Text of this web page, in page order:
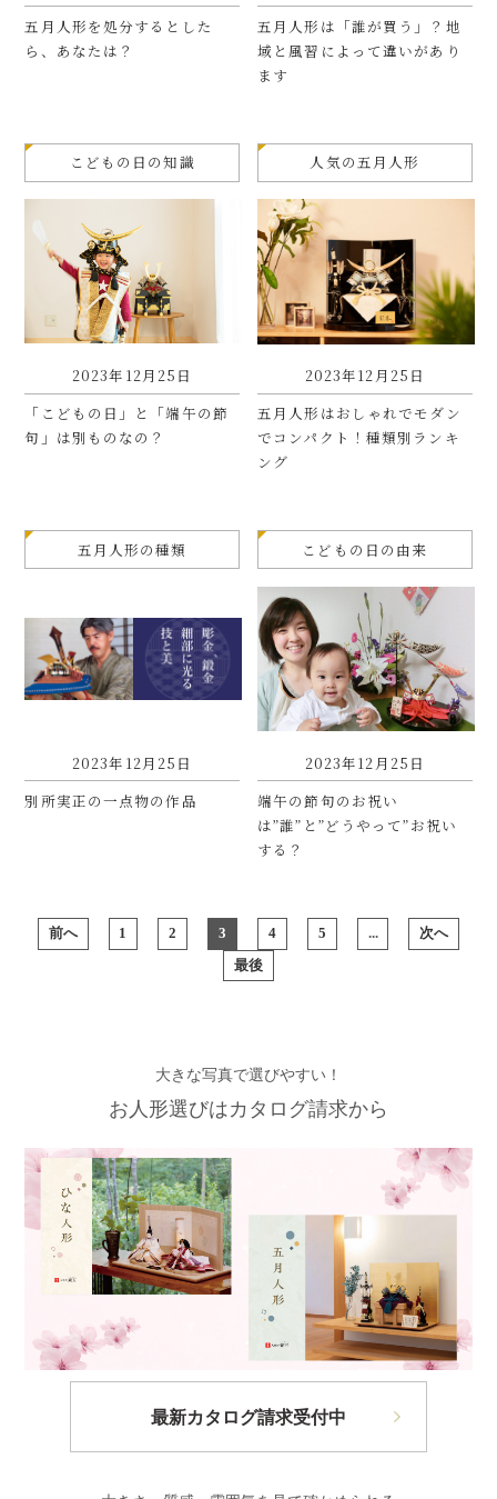
五月人形を処分するとした
ら、あなたは？
五月人形は「誰が買う」？地
域と風習によって違いがあり
ます
こどもの日の知識
2023年12月25日
「こ‌ど‌も‌の‌日」‌と「端午の節
句」は別ものなの？
人気の五月人形
2023年12月25日
五月人形はおしゃれでモダン
でコンパクト！種類別ランキ
ング
五月人形の種類
2023年12月25日
別所実正の一点物の作品
こどもの日の由来
2023年12月25日
端午の節句のお祝い
は”誰”と”どうやって”お祝い
する？
前へ 1 2 3 4 5 ... 次へ
最後
大きな写真で選びやすい！
お人形選びはカタログ請求から
最新カタログ請求受付中